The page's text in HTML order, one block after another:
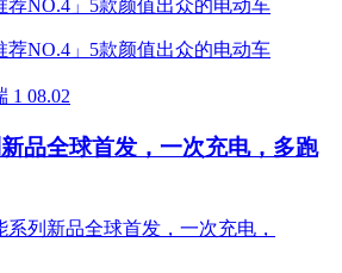
1 08.02
品全球首发，一次充电，多跑